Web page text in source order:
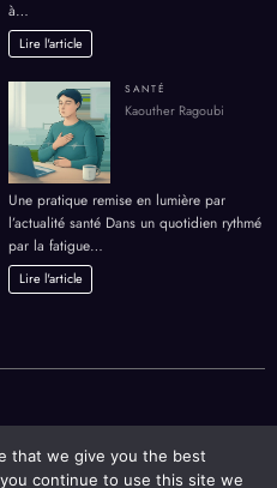
Le choix d’un organisme de formation
Lire l'article
Kaouther Ragoubi
Une pratique remise en lumière par
Lire l'article
that we give you the best
continue to use this site we